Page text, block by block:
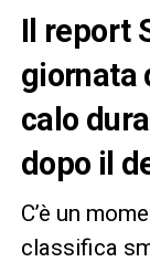
Il report
giornata
calo
dopo il
C’è un
classifica